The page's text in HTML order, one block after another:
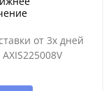
от 3х дней
AXIS225008V